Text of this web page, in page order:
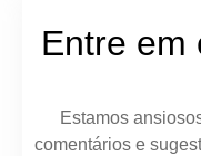
Entre em
Estamos
comentários e